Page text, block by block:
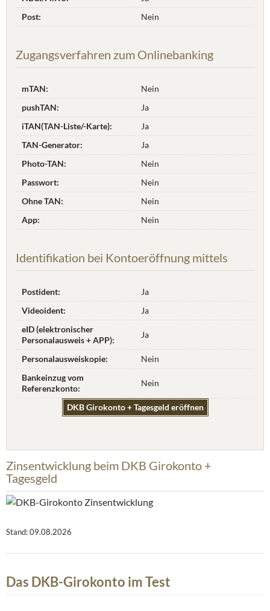
Post:
Nein
Zugangsverfahren zum Onlinebanking
mTAN:
Nein
pushTAN:
Ja
iTAN(TAN-Liste/-Karte):
Ja
TAN-Generator:
Ja
Photo-TAN:
Nein
Passwort:
Nein
Ohne TAN:
Nein
App:
Nein
Identifikation bei Kontoeröffnung mittels
Postident:
Ja
Videoident:
Ja
eID (elektronischer
Personalausweis + APP):
Ja
Personalausweiskopie:
Nein
Bankeinzug vom
Referenzkonto:
Nein
DKB Girokonto + Tagesgeld eröffnen
Zinsentwicklung beim DKB Girokonto +
Tagesgeld
Stand: 09.08.2026
Das DKB-Girokonto im Test